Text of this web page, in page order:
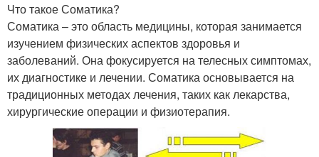
Что такое Соматика?
Соматика – это область медицины, которая занимается
изучением физических аспектов здоровья и
заболеваний. Она фокусируется на телесных симптомах,
их диагностике и лечении. Соматика основывается на
традиционных методах лечения, таких как лекарства,
хирургические операции и физиотерапия.